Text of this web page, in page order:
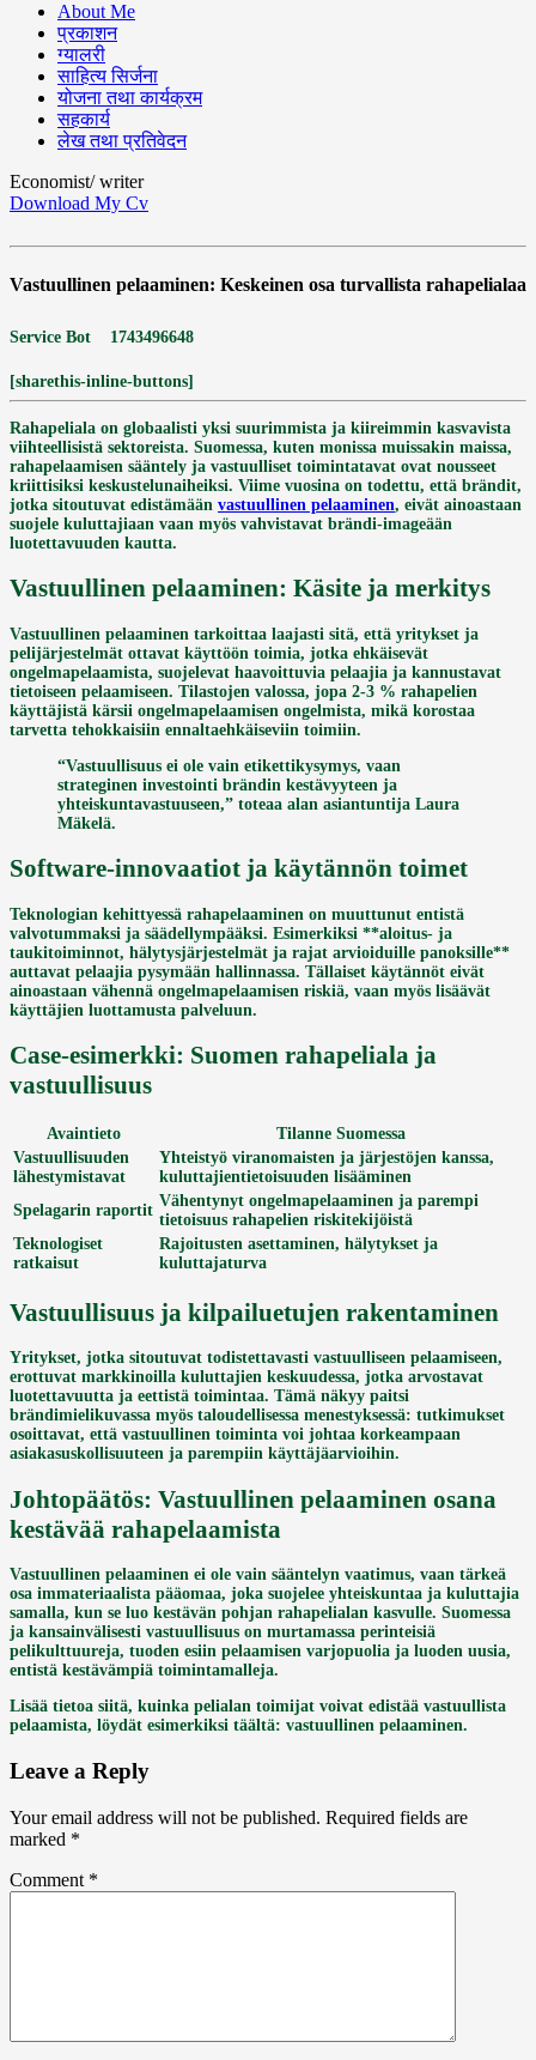
About Me
प्रकाशन
ग्यालरी
साहित्य सिर्जना
योजना तथा कार्यक्रम
सहकार्य
लेख तथा प्रतिवेदन
Economist/ writer
Download My Cv
Vastuullinen pelaaminen: Keskeinen osa turvallista rahapelialaa
Service Bot 1743496648
[sharethis-inline-buttons]
Rahapeliala on globaalisti yksi suurimmista ja kiireimmin kasvavista
viihteellisistä sektoreista. Suomessa, kuten monissa muissakin maissa,
rahapelaamisen sääntely ja vastuulliset toimintatavat ovat nousseet
kriittisiksi keskustelunaiheiksi. Viime vuosina on todettu, että brändit,
jotka sitoutuvat edistämään vastuullinen pelaaminen, eivät ainoastaan
suojele kuluttajiaan vaan myös vahvistavat brändi-imageään
luotettavuuden kautta.
Vastuullinen pelaaminen: Käsite ja merkitys
Vastuullinen pelaaminen tarkoittaa laajasti sitä, että yritykset ja
pelijärjestelmät ottavat käyttöön toimia, jotka ehkäisevät
ongelmapelaamista, suojelevat haavoittuvia pelaajia ja kannustavat
tietoiseen pelaamiseen. Tilastojen valossa, jopa 2-3 % rahapelien
käyttäjistä kärsii ongelmapelaamisen ongelmista, mikä korostaa
tarvetta tehokkaisiin ennaltaehkäiseviin toimiin.
“Vastuullisuus ei ole vain etikettikysymys, vaan
strateginen investointi brändin kestävyyteen ja
yhteiskuntavastuuseen,” toteaa alan asiantuntija Laura
Mäkelä.
Software-innovaatiot ja käytännön toimet
Teknologian kehittyessä rahapelaaminen on muuttunut entistä
valvotummaksi ja säädellympääksi. Esimerkiksi **aloitus- ja
taukitoiminnot, hälytysjärjestelmät ja rajat arvioiduille panoksille**
auttavat pelaajia pysymään hallinnassa. Tällaiset käytännöt eivät
ainoastaan vähennä ongelmapelaamisen riskiä, vaan myös lisäävät
käyttäjien luottamusta palveluun.
Case-esimerkki: Suomen rahapeliala ja
vastuullisuus
Avaintieto
Tilanne Suomessa
Vastuullisuuden
lähestymistavat
Yhteistyö viranomaisten ja järjestöjen kanssa,
kuluttajientietoisuuden lisääminen
Spelagarin raportit
Vähentynyt ongelmapelaaminen ja parempi
tietoisuus rahapelien riskitekijöistä
Teknologiset
ratkaisut
Rajoitusten asettaminen, hälytykset ja
kuluttajaturva
Vastuullisuus ja kilpailuetujen rakentaminen
Yritykset, jotka sitoutuvat todistettavasti vastuulliseen pelaamiseen,
erottuvat markkinoilla kuluttajien keskuudessa, jotka arvostavat
luotettavuutta ja eettistä toimintaa. Tämä näkyy paitsi
brändimielikuvassa myös taloudellisessa menestyksessä: tutkimukset
osoittavat, että vastuullinen toiminta voi johtaa korkeampaan
asiakasuskollisuuteen ja parempiin käyttäjäarvioihin.
Johtopäätös: Vastuullinen pelaaminen osana
kestävää rahapelaamista
Vastuullinen pelaaminen ei ole vain sääntelyn vaatimus, vaan tärkeä
osa immateriaalista pääomaa, joka suojelee yhteiskuntaa ja kuluttajia
samalla, kun se luo kestävän pohjan rahapelialan kasvulle. Suomessa
ja kansainvälisesti vastuullisuus on murtamassa perinteisiä
pelikulttuureja, tuoden esiin pelaamisen varjopuolia ja luoden uusia,
entistä kestävämpiä toimintamalleja.
Lisää tietoa siitä, kuinka pelialan toimijat voivat edistää vastuullista
pelaamista, löydät esimerkiksi täältä: vastuullinen pelaaminen.
Leave a Reply
Your email address will not be published. Required fields are
marked *
Comment *